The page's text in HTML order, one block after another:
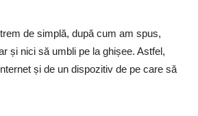
de simplă, după cum am spus,
și nici să umbli pe la ghișee. Astfel,
și de un dispozitiv de pe care să